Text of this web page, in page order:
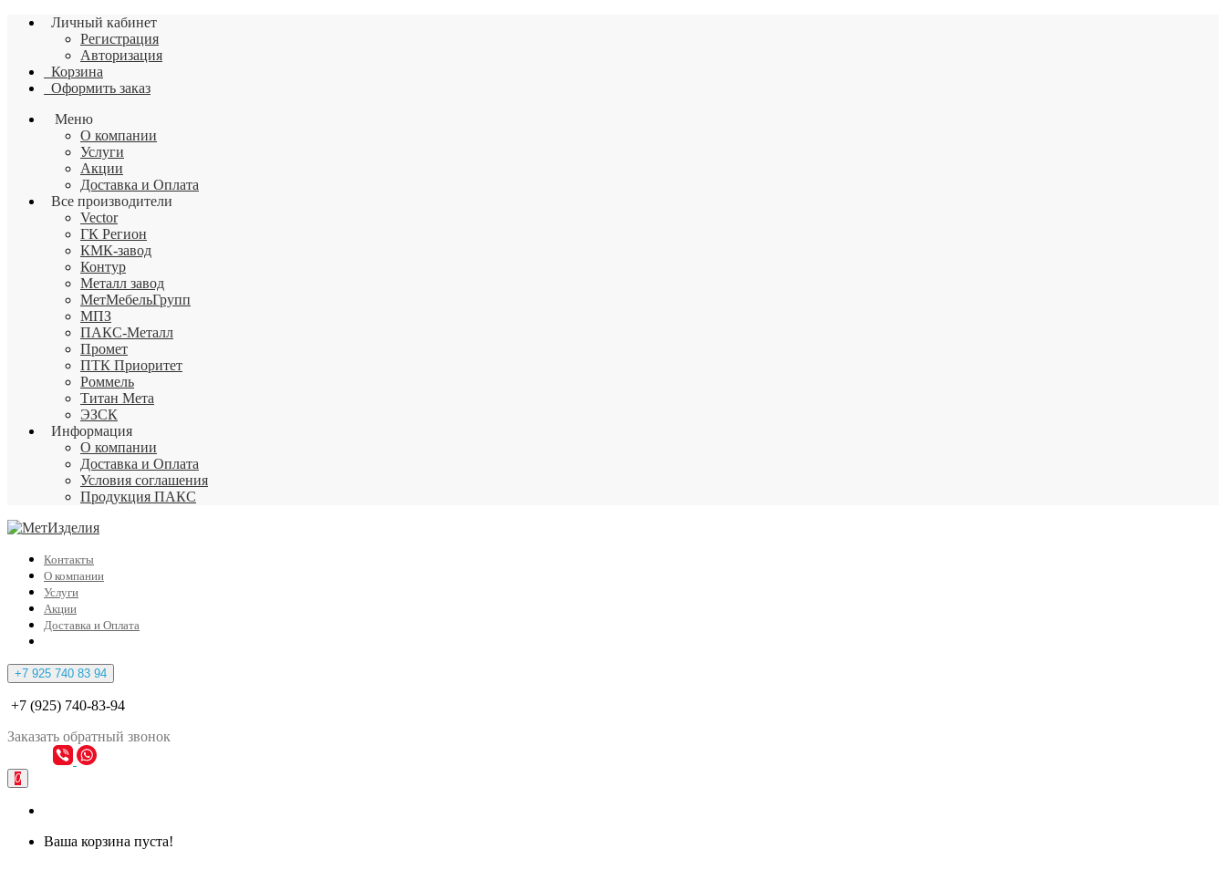
Личный кабинет
Регистрация
Авторизация
Корзина
Оформить заказ
Меню
О компании
Услуги
Акции
Доставка и Оплата
Все производители
Vector
ГК Регион
КМК-завод
Контур
Металл завод
МетМебельГрупп
МПЗ
ПАКС-Металл
Промет
ПТК Приоритет
Роммель
Титан Мета
ЭЗСК
Информация
О компании
Доставка и Оплата
Условия соглашения
Продукция ПАКС
Контакты
О компании
Услуги
Акции
Доставка и Оплата
+7 925 740 83 94
+7 (925) 740-83-94
Заказать обратный звонок
0
Ваша корзина пуста!